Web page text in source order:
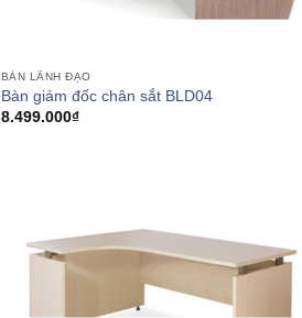
BÀN LÃNH ĐẠO
Bàn giám đốc chân sắt BLD04
8.499.000₫